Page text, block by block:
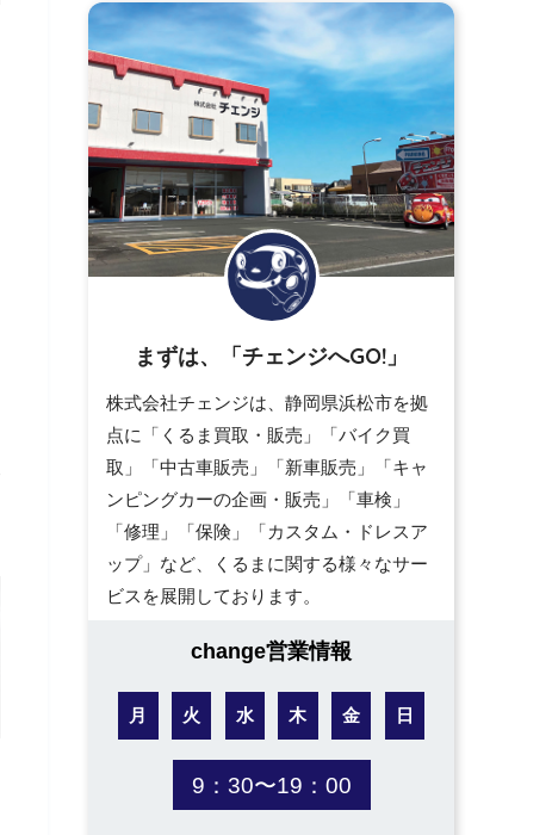
まずは、「チェンジへGO!」
株式会社チェンジは、静岡県浜松市を拠
点に「くるま買取・販売」「バイク買
取」「中古車販売」「新車販売」「キャ
ンピングカーの企画・販売」「車検」
「修理」「保険」「カスタム・ドレスア
ップ」など、くるまに関する様々なサー
ビスを展開しております。
change営業情報
月 火 水 木 金 日
9：30〜19：00